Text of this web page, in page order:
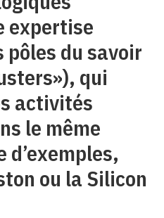
expertise
du savoir
qui
activités
le même
ou la Silicon